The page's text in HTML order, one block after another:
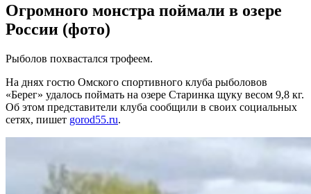
Огромного монстра поймали в озере
России (фото)
Рыболов похвастался трофеем.
На днях гостю Омского спортивного клуба рыболовов
«Берег» удалось поймать на озере Старинка щуку весом 9,8 кг.
Об этом представители клуба сообщили в своих социальных
сетях, пишет gorod55.ru.